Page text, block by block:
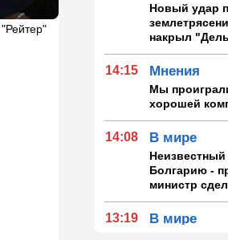
Новый удар
накрыл
14:15 Мнения
Мы
хорошей
14:08 В мире
Неизвестный
Болгарию -
министр
13:19 В мире